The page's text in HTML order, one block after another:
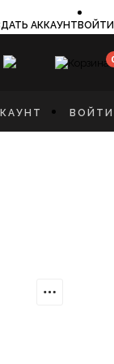
АККАУНТВОЙТИ
ВОЙТИ